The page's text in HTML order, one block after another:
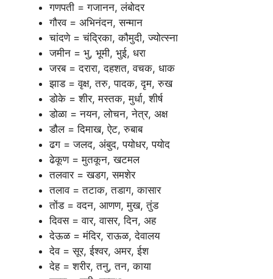
गणपती = गजानन, लंबोदर
गौरव = अभिनंदन, सन्मान
चांदणे = चंद्रिका, कौमुदी, ज्योत्स्ना
जमीन = भु, भूमी, भुई, धरा
जरब = दरारा, दहशत, वचक, धाक
झाड = वृक्ष, तरु, पादक, दृम, रुख
डोके = शीर, मस्तक, मुर्धा, शीर्ष
डोळा = नयन, लोचन, नेत्र, अक्ष
डौल = दिमाख, ऐट, रुबाब
ढग = जलद, अंबुद, पयोधर, पयोद
ढेकूण = मुतकून, खटमल
तलवार = खडग, समशेर
तलाव = तटाक, तडाग, कासार
तोंड = वदन, आणण, मुख, तुंड
दिवस = वार, वासर, दिन, अह
देऊळ = मंदिर, राऊळ, देवालय
देव = सूर, ईश्वर, अमर, ईश
देह = शरीर, तनु, तन, काया